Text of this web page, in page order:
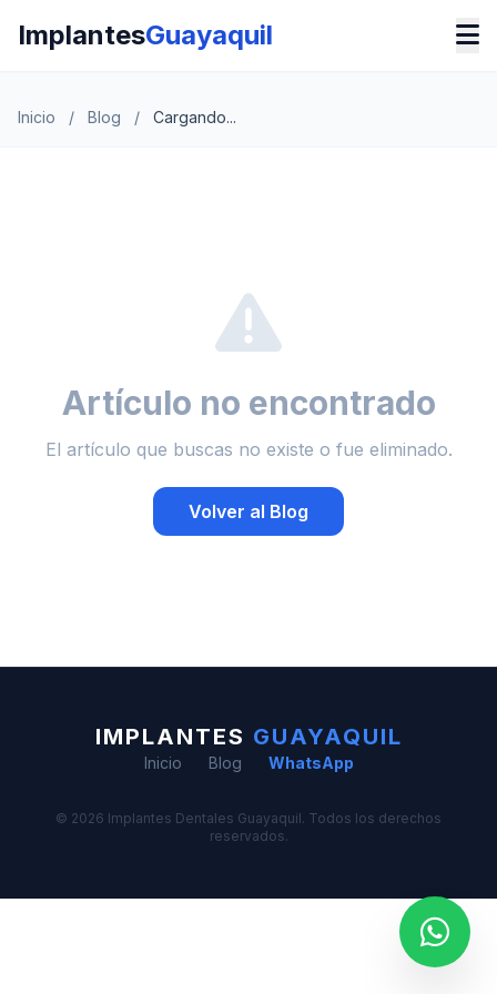
ImplantesGuayaquil
Inicio / Blog / Cargando...
Artículo no encontrado
El artículo que buscas no existe o fue eliminado.
Volver al Blog
IMPLANTES GUAYAQUIL
Inicio Blog WhatsApp
© 2026 Implantes Dentales Guayaquil. Todos los derechos
reservados.